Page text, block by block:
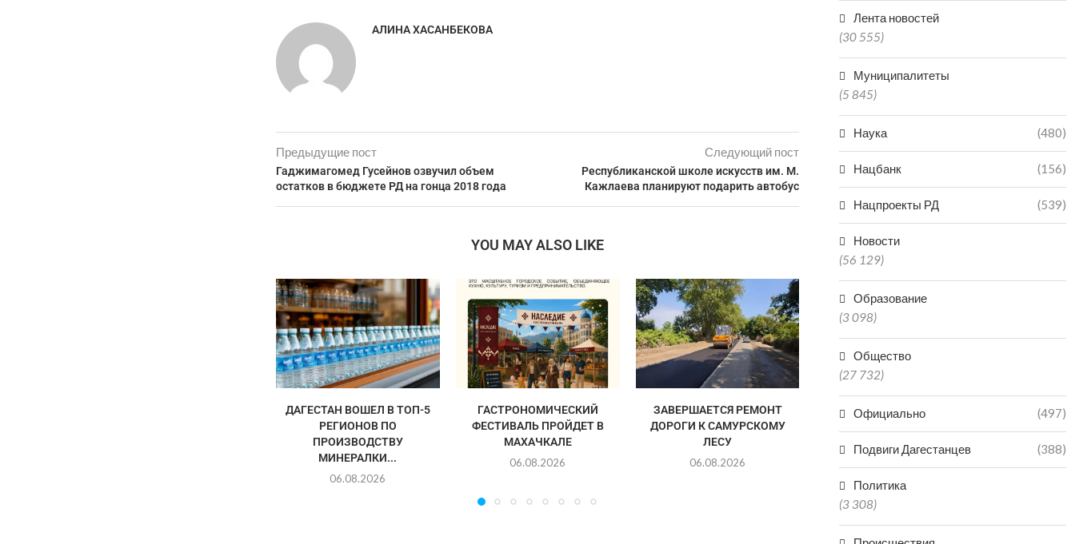
АЛИНА ХАСАНБЕКОВА
Предыдущие пост
Гаджимагомед Гусейнов озвучил объем
остатков в бюджете РД на гонца 2018 года
Следующий пост
Республиканской школе искусств им. М.
Кажлаева планируют подарить автобус
YOU MAY ALSO LIKE
ДАГЕСТАН ВОШЕЛ В ТОП-5
РЕГИОНОВ ПО
ПРОИЗВОДСТВУ
МИНЕРАЛКИ...
06.08.2026
ГАСТРОНОМИЧЕСКИЙ
ФЕСТИВАЛЬ ПРОЙДЕТ В
МАХАЧКАЛЕ
06.08.2026
ЗАВЕРШАЕТСЯ РЕМОНТ
ДОРОГИ К САМУРСКОМУ
ЛЕСУ
06.08.2026
ДВУХ БРАТЬЕВ-МЕДВЕДЕЙ
Лента новостей
(30 555)
Муниципалитеты
(5 845)
Наука (480)
Нацбанк (156)
Нацпроекты РД (539)
Новости
(56 129)
Образование
(3 098)
Общество
(27 732)
Официально (497)
Подвиги Дагестанцев (388)
Политика
(3 308)